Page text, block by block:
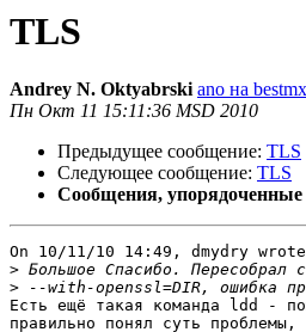
TLS
Andrey N. Oktyabrski ano на
Пн Окт 11 15:11:36 MSD 2010
Предыдущее сообщение: TLS
Следующее сообщение: TLS
Сообщения, упорядоченные
On 10/11/10 14:49, dmydry
>
>
Есть ещё такая команда ldd -
правильно понял суть